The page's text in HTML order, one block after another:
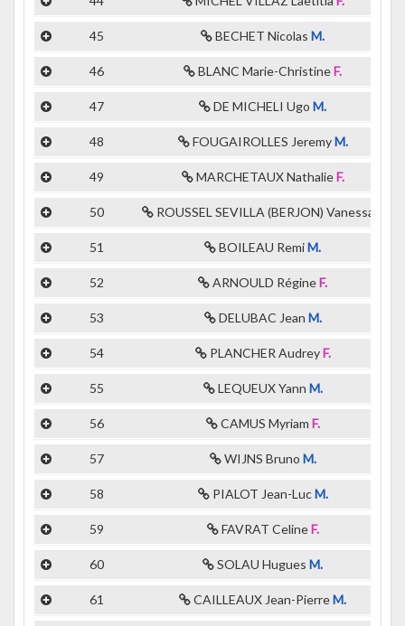
45 BECHET NicolasM.
46 BLANC Marie-ChristineF.
47 DE MICHELI UgoM.
48 FOUGAIROLLES JeremyM.
49 MARCHETAUX NathalieF.
50 ROUSSEL SEVILLA (BERJON) Vanessa
51 BOILEAU RemiM.
52 ARNOULD RégineF.
53 DELUBAC Jean M.
54 PLANCHER AudreyF.
55 LEQUEUX Yann M.
56 CAMUS Myriam F.
57 WIJNS Bruno M.
58 PIALOT Jean-LucM.
59 FAVRAT CelineF.
60 SOLAU HuguesM.
61 CAILLEAUX Jean-PierreM.